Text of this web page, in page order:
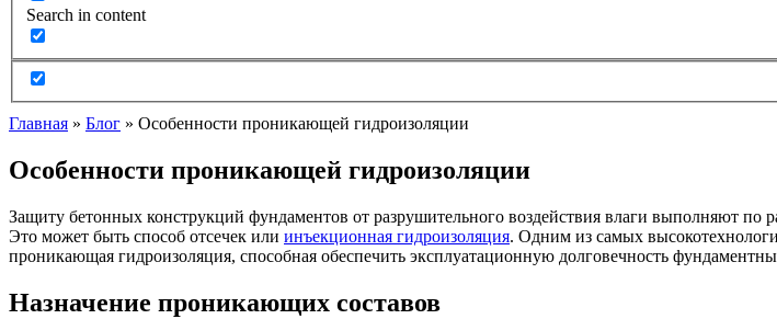
Search in content
Главная » Блог » Особенности проникающей гидроизоляции
Особенности проникающей гидроизоляции
Защиту бетонных конструкций фундаментов от разрушительного воздействия влаги выполняют
Это может быть способ отсечек или инъекционная гидроизоляция. Одним из самых
проникающая гидроизоляция, способная обеспечить эксплуатационную долговечность
Назначение проникающих составов